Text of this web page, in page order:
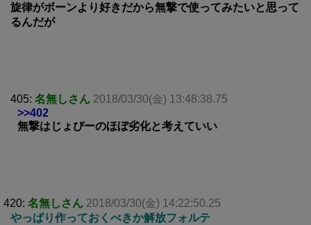
旋律がボーンより好きだから無撃で使ってみたいと思って
るんだが
405: 名無しさん 2018/03/30(金) 13:48:38.75
>>402
無撃はじょぴーのほぼ劣化と考えていい
420: 名無しさん 2018/03/30(金) 14:22:50.25
やっぱり作っておくべきか解放フォルテ